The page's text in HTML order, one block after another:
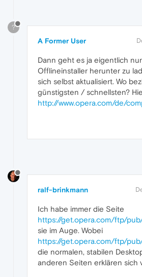
?
A Former User
Dann geht es ja eigentlich
Offlineinstaller herunter zu
sich selbst aktualisiert. Wo
günstigsten / schnellsten?
http://www.opera.com/de/
ralf-brinkmann
Ich habe immer die Seite
https://get.opera.com/ftp/
sie im Auge. Wobei
https://get.opera.com/ftp/
die normalen, stabilen
anderen Seiten erklären sich